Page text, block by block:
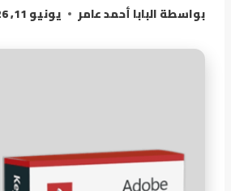
بواسطةالبابا أحمد عامر يونيو 11, 2026